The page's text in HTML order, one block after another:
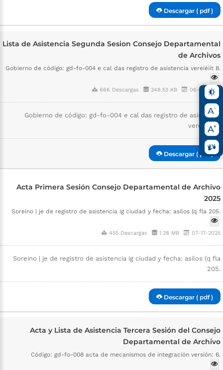
Descargar ( pdf )
Lista de Asistencia Segunda Sesion Consejo Departamental
de Archivos
Gobierno de código: gd-fo-004 e cal das registro de asistencia vereiéiit 8.
666 Descargas 348.53 KB 06-19-2025
Gobierno de código: gd-fo-004 e cal das registro de asistencia
vereiéiit 8.
Descargar ( pdf )
Acta Primera Sesión Consejo Departamental de Archivo
2025
Soreino | je de registro de asistencia ig ciudad y fecha: asilos (q fla 205.
455 Descargas 1.28 MB 07-17-2025
Soreino | je de registro de asistencia ig ciudad y fecha: asilos (q fla
205.
Descargar ( pdf )
Acta y Lista de Asistencia Tercera Sesión del Consejo
Departamental de Archivo
Código: gd-fo-008 acta de mecanismos de integración versión: 6.